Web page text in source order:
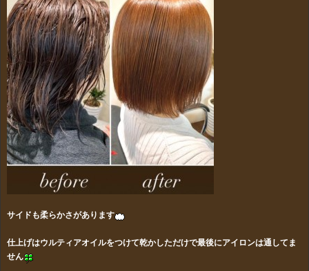
サイドも柔らかさがあります
仕上げはウルティアオイルをつけて乾かしただけで最後にアイロンは通してま
せん